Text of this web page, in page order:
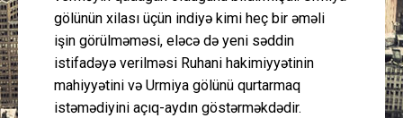
gölünün xilası üçün indiyə kimi heç bir əməli
işin görülməməsi, eləcə də yeni səddin
istifadəyə verilməsi Ruhani hakimiyyətinin
mahiyyətini və Urmiya gölünü qurtarmaq
istəmədiyini açıq-aydın göstərməkdədir.